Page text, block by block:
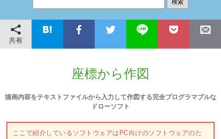
共有
座標から作図
描画内容をテキストファイルから入力して作図する完全プログラマブルな
ドローソフト
ここで紹介しているソフトウェアはPC向けのソフトウェアのた